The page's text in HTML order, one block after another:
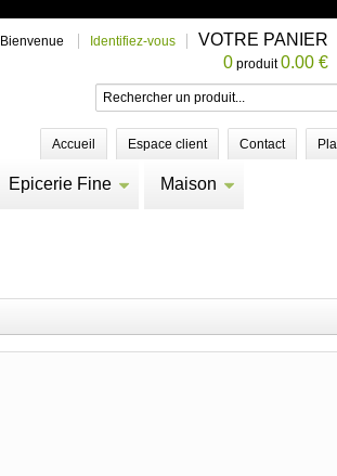
Bienvenue Identifiez-vous
VOTRE PANIER
0 produit0.00 €
Accueil Espace client Contact
Epicerie Fine Maison